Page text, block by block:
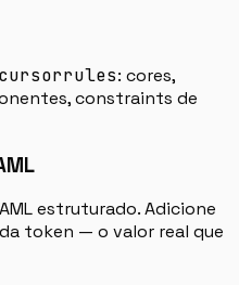
: cores,
constraints de
estruturado. Adicione
token — o valor real que